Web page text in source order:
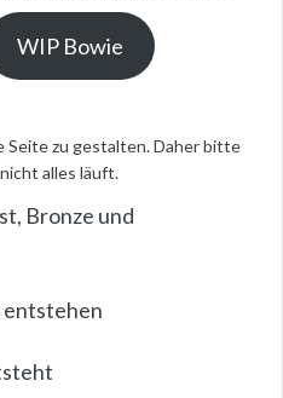
WIP Bowie
Seite zu gestalten. Daher bitte
alles läuft.
Bronze und